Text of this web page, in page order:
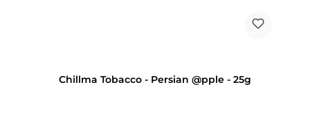
Chillma Tobacco - Persian @pple - 25g